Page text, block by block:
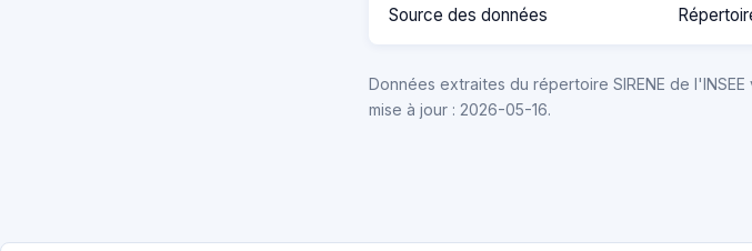
Source des données
Données extraites du répertoire SIRENE de
mise à jour : 2026-05-16.